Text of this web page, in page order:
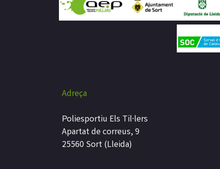
Adreça
Poliesportiu Els Til·lers
Apartat de correus, 9
25560 Sort (Lleida)